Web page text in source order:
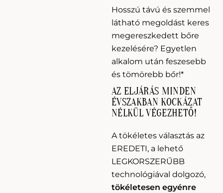
Hosszú távú és szemmel
látható megoldást keres
megereszkedett bőre
kezelésére? Egyetlen
alkalom után feszesebb
és tömörebb bőr!*
AZ ELJÁRÁS MINDEN
ÉVSZAKBAN KOCKÁZAT
NÉLKÜL VÉGEZHETŐ!
A tökéletes választás az
EREDETI, a lehető
LEGKORSZERŰBB
technológiával dolgozó,
tökéletesen egyénre